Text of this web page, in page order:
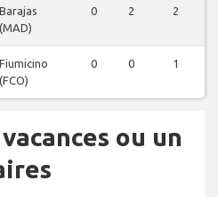
Barajas
(MAD)
0 2 2
Fiumicino
(FCO)
0 0 1
ou un